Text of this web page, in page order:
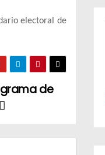
electoral de
de